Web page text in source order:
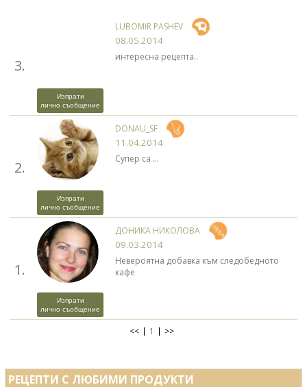
3.
Изпрати
лично съобщение
LUBOMIR PASHEV
08.05.2014
интересна рецепта..
2.
Изпрати
лично съобщение
DONAU_SF
11.04.2014
Супер са ...
1.
Изпрати
лично съобщение
ДОНИКА НИКОЛОВА
09.03.2014
Невероятна добавка към следобедното
кафе
<< 1 >>
РЕЦЕПТИ С ЛЮБИМИ ПРОДУКТИ